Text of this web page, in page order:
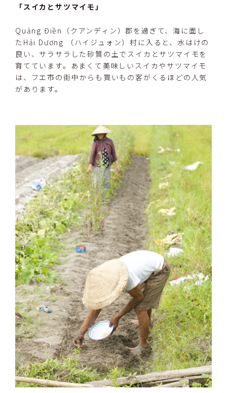
「スイカとサツマイモ」
Quảng Điền（クアンディン）郡を過ぎて、海に面し
たHải Dương （ハイジュォン）村に入ると、水はけの
良い、サラサラした砂質の土でスイカとサツマイモを
育てています。あまくて美味しいスイカやサツマイモ
は、フエ市の街中からも買いもの客がくるほどの人気
があります。